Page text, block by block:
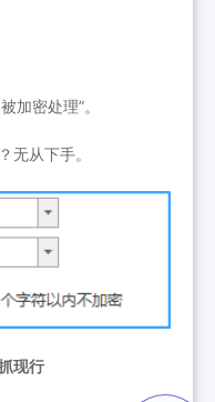
加密处理”。
无从下手。
现行